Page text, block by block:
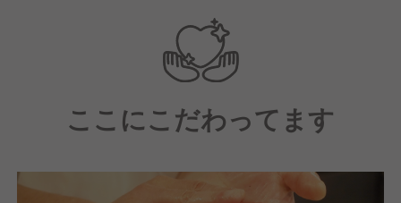
活かせる環境が魅力です。
ここにこだわってます